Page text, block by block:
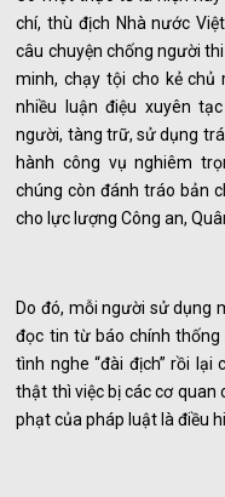
chí, thù địch Nhà nước
câu chuyện chống người
minh, chạy tội cho kẻ chủ
nhiều luận điệu xuyên
người, tàng trữ, sử dụng
hành công vụ nghiêm
chúng còn đánh tráo bản
cho lực lượng Công an,
Do đó, mỗi người sử dụng
đọc tin từ báo chính thống
tình nghe “đài địch” rồi
thật thì việc bị các cơ quan
phạt của pháp luật là điều